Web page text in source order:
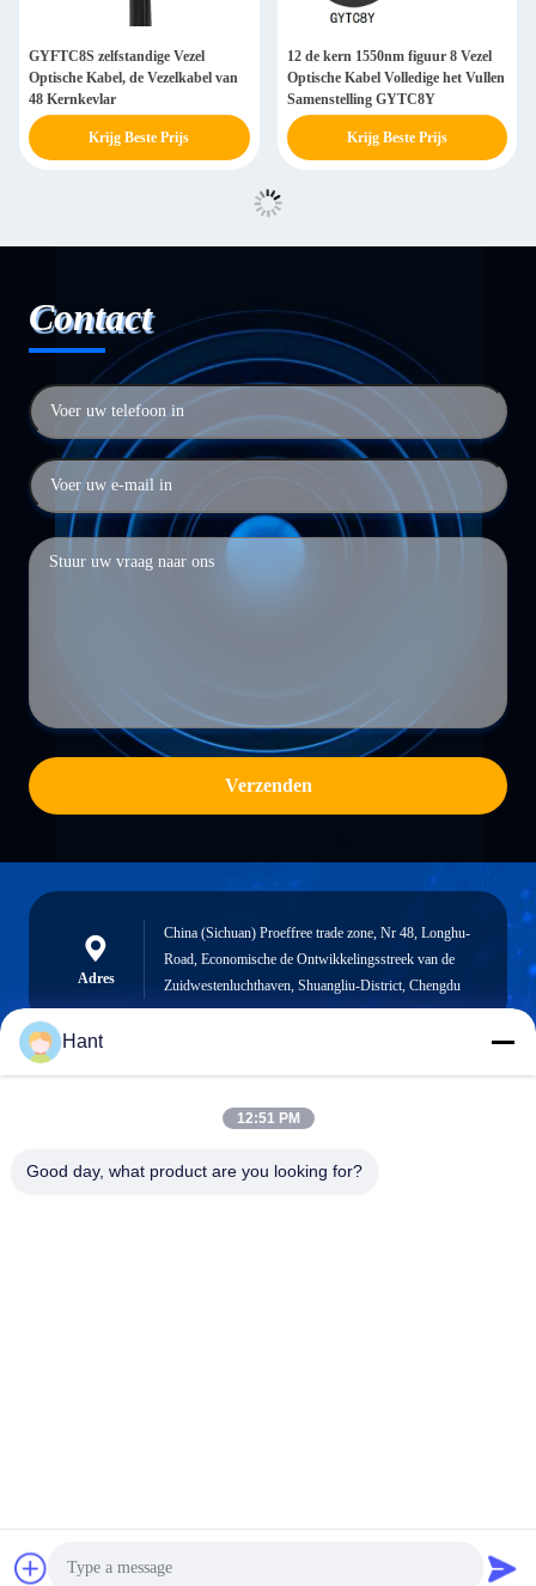
GYFTC8S zelfstandige Vezel
Optische Kabel, de Vezelkabel van
48 Kernkevlar
Krijg Beste Prijs
12 de kern 1550nm figuur 8 Vezel
Optische Kabel Volledige het Vullen
Samenstelling GYTC8Y
Krijg Beste Prijs
Contact
Verzenden
Adres
China (Sichuan) Proeffree trade zone, Nr 48, Longhu-
Road, Economische de Ontwikkelingsstreek van de
Zuidwestenluchthaven, Shuangliu-District, Chengdu
Sales03@chinafibercable.com
Hant
12:51 PM
Good day, what product are you looking for?